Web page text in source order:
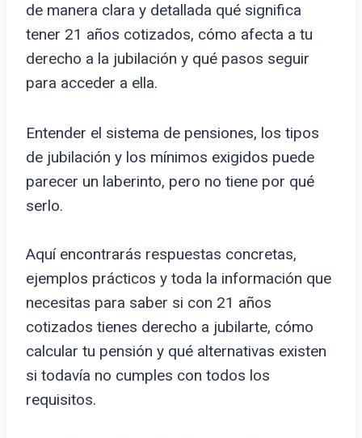
de manera clara y detallada qué significa
tener 21 años cotizados, cómo afecta a tu
derecho a la jubilación y qué pasos seguir
para acceder a ella.
Entender el sistema de pensiones, los tipos
de jubilación y los mínimos exigidos puede
parecer un laberinto, pero no tiene por qué
serlo.
Aquí encontrarás respuestas concretas,
ejemplos prácticos y toda la información que
necesitas para saber si con 21 años
cotizados tienes derecho a jubilarte, cómo
calcular tu pensión y qué alternativas existen
si todavía no cumples con todos los
requisitos.